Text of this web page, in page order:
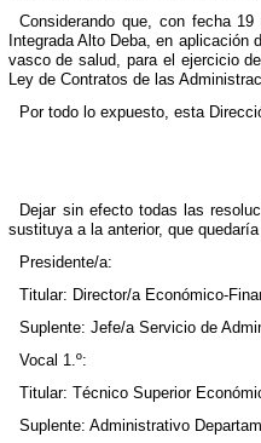
Considerando que, con fecha
Integrada Alto Deba, en
vasco de salud, para el ejercicio
Ley de Contratos de las
Por todo lo expuesto, esta
Dejar sin efecto todas las
sustituya a la anterior, que
Presidente/a:
Titular: Director/a Económico-
Suplente: Jefe/a Servicio de
Vocal 1.º:
Titular: Técnico Superior
Suplente: Administrativo